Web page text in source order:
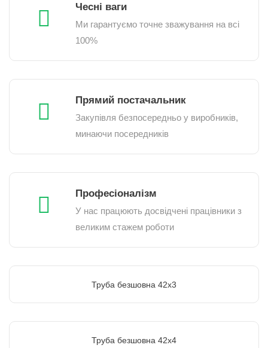
Чесні ваги
Ми гарантуємо точне зважування на всі
100%
Прямий постачальник
Закупівля безпосередньо у виробників,
минаючи посередників
Професіоналізм
У нас працюють досвідчені працівники з
великим стажем роботи
Труба безшовна 42х3
Труба безшовна 42х4